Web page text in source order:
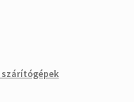
szárítógépek